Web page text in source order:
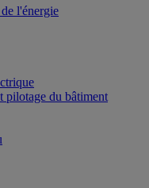
l'énergie
pilotage du bâtiment